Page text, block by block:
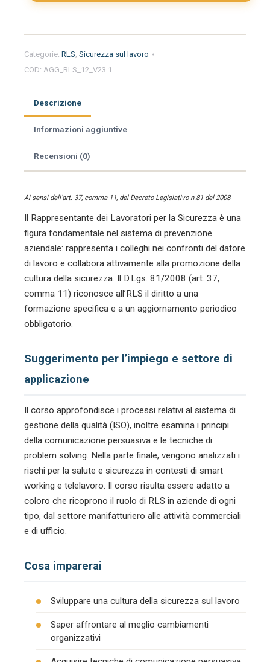
ore.
Based
Safety,
della
qualità,
comunicazione
smart
telelavoro.
quantità
Categorie: RLS, Sicurezza sul lavoro
COD: AGG_RLS_12_V23.1
Descrizione
Informazioni aggiuntive
Recensioni (0)
Ai sensi dell’art. 37, comma 11, del Decreto Legislativo n.81 del 2008
Il Rappresentante dei Lavoratori per la Sicurezza è una
figura fondamentale nel sistema di prevenzione
aziendale: rappresenta i colleghi nei confronti del datore
di lavoro e collabora attivamente alla promozione della
cultura della sicurezza. Il D.Lgs. 81/2008 (art. 37,
comma 11) riconosce all’RLS il diritto a una
formazione specifica e a un aggiornamento periodico
obbligatorio.
Suggerimento per l’impiego e settore di
applicazione
Il corso approfondisce i processi relativi al sistema di
gestione della qualità (ISO), inoltre esamina i principi
della comunicazione persuasiva e le tecniche di
problem solving. Nella parte finale, vengono analizzati i
rischi per la salute e sicurezza in contesti di smart
working e telelavoro. Il corso risulta essere adatto a
coloro che ricoprono il ruolo di RLS in aziende di ogni
tipo, dal settore manifatturiero alle attività commerciali
e di ufficio.
Cosa imparerai
Sviluppare una cultura della sicurezza sul lavoro
Saper affrontare al meglio cambiamenti
organizzativi